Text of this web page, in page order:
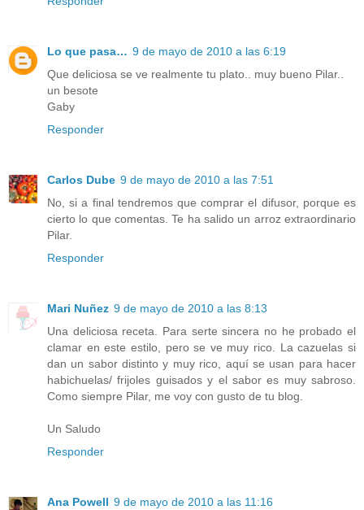
Lo que pasa… 9 de mayo de 2010 a las 6:19
Que deliciosa se ve realmente tu plato.. muy bueno Pilar..
un besote
Gaby
Responder
Carlos Dube 9 de mayo de 2010 a las 7:51
No, si a final tendremos que comprar el difusor, porque es
cierto lo que comentas. Te ha salido un arroz extraordinario
Pilar.
Responder
Mari Nuñez 9 de mayo de 2010 a las 8:13
Una deliciosa receta. Para serte sincera no he probado el
clamar en este estilo, pero se ve muy rico. La cazuelas si
dan un sabor distinto y muy rico, aquí se usan para hacer
habichuelas/ frijoles guisados y el sabor es muy sabroso.
Como siempre Pilar, me voy con gusto de tu blog.
Un Saludo
Responder
Ana Powell 9 de mayo de 2010 a las 11:16